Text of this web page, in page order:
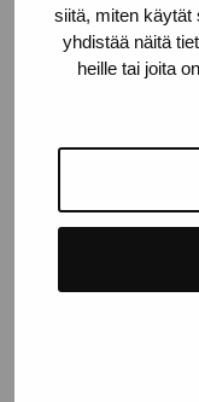
siitä, miten
yhdistää näitä
heille tai joita
Pro
Kustaa Vaasan